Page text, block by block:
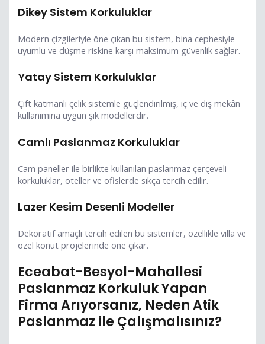
Dikey Sistem Korkuluklar
Modern çizgileriyle öne çıkan bu sistem, bina cephesiyle
uyumlu ve düşme riskine karşı maksimum güvenlik sağlar.
Yatay Sistem Korkuluklar
Çift katmanlı çelik sistemle güçlendirilmiş, iç ve dış mekân
kullanımına uygun şık modellerdir.
Camlı Paslanmaz Korkuluklar
Cam paneller ile birlikte kullanılan paslanmaz çerçeveli
korkuluklar, oteller ve ofislerde sıkça tercih edilir.
Lazer Kesim Desenli Modeller
Dekoratif amaçlı tercih edilen bu sistemler, özellikle villa ve
özel konut projelerinde öne çıkar.
Eceabat-Besyol-Mahallesi
Paslanmaz Korkuluk Yapan
Firma Arıyorsanız, Neden Atik
Paslanmaz ile Çalışmalısınız?